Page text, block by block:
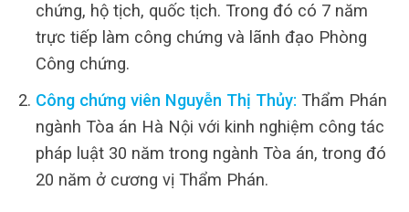
chứng, hộ tịch, quốc tịch. Trong đó có 7 năm
trực tiếp làm công chứng và lãnh đạo Phòng
Công chứng.
Công chứng viên Nguyễn Thị Thủy: Thẩm Phán
ngành Tòa án Hà Nội với kinh nghiệm công tác
pháp luật 30 năm trong ngành Tòa án, trong đó
20 năm ở cương vị Thẩm Phán.